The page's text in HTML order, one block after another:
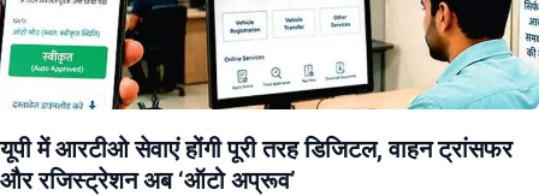
यूपी में आरटीओ सेवाएं होंगी पूरी तरह डिजिटल, वाहन ट्रांसफर
और रजिस्ट्रेशन अब ‘ऑटो अप्रूव’